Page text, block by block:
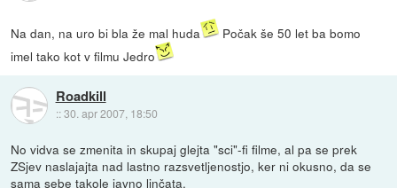
Na dan, na uro bi bla že mal huda
Počak še 50 let ba bomo
imel tako kot v filmu Jedro
Roadkill
::30. apr 2007, 18:50
No vidva se zmenita in skupaj glejta "sci"-fi filme, al pa se prek
ZSjev naslajajta nad lastno razsvetljenostjo, ker ni okusno, da se
sama sebe takole javno linčata.